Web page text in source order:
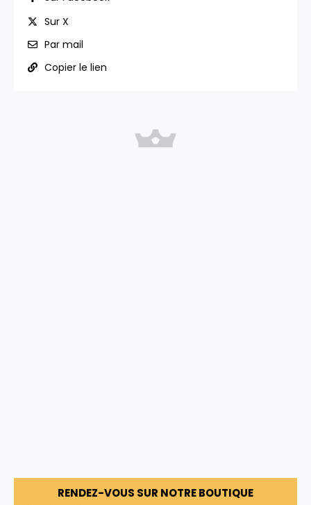
Sur X
Par mail
Copier le lien
RENDEZ-VOUS SUR NOTRE BOUTIQUE